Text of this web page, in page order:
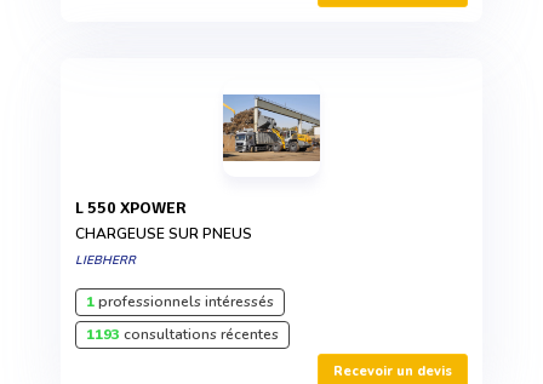
L 550 XPOWER
CHARGEUSE SUR PNEUS
LIEBHERR
1professionnels intéressés
1193 consultations récentes
Recevoir un devis